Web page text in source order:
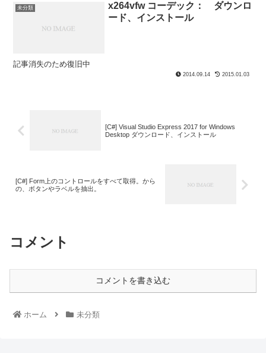
未分類
x264vfw コーデック： ダウンロ
ード、インストール
記事消失のため復旧中
2014.09.14 2015.01.03
[C#] Visual Studio Express 2017 for Windows
Desktop ダウンロード、インストール
[C#] Form上のコントロールをすべて取得。から
の、ボタンやラベルを抽出。
コメント
コメントを書き込む
ホーム 未分類